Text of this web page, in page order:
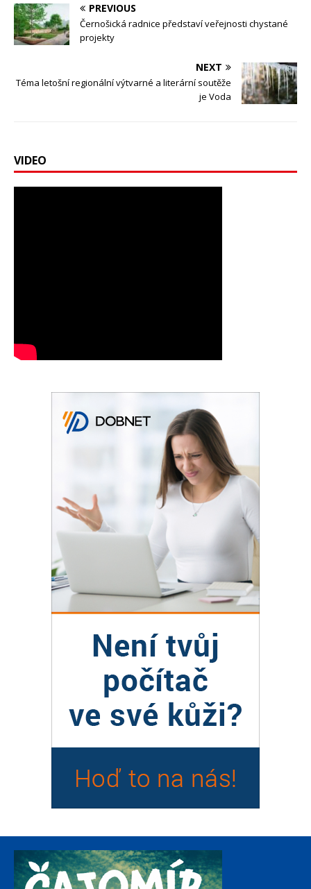
PREVIOUS
Černošická radnice představí veřejnosti chystané
projekty
NEXT
Téma letošní regionální výtvarné a literární soutěže
je Voda
VIDEO